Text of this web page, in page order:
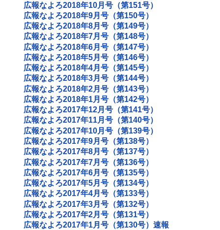
広報なよろ2018年10月号（第151号）
広報なよろ2018年9月号（第150号）
広報なよろ2018年8月号（第149号）
広報なよろ2018年7月号（第148号）
広報なよろ2018年6月号（第147号）
広報なよろ2018年5月号（第146号）
広報なよろ2018年4月号（第145号）
広報なよろ2018年3月号（第144号）
広報なよろ2018年2月号（第143号）
広報なよろ2018年1月号（第142号）
広報なよろ2017年12月号（第141号）
広報なよろ2017年11月号（第140号）
広報なよろ2017年10月号（第139号）
広報なよろ2017年9月号（第138号）
広報なよろ2017年8月号（第137号）
広報なよろ2017年7月号（第136号）
広報なよろ2017年6月号（第135号）
広報なよろ2017年5月号（第134号）
広報なよろ2017年4月号（第133号）
広報なよろ2017年3月号（第132号）
広報なよろ2017年2月号（第131号）
広報なよろ2017年1月号（第130号）速報